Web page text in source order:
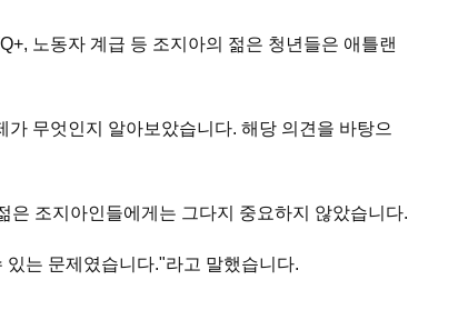
노동자 계급 등 조지아의 젊은 청년들은 애틀랜
무엇인지 알아보았습니다. 해당 의견을 바탕으
조지아인들에게는 그다지 중요하지 않았습니다.
는 문제였습니다."라고 말했습니다.